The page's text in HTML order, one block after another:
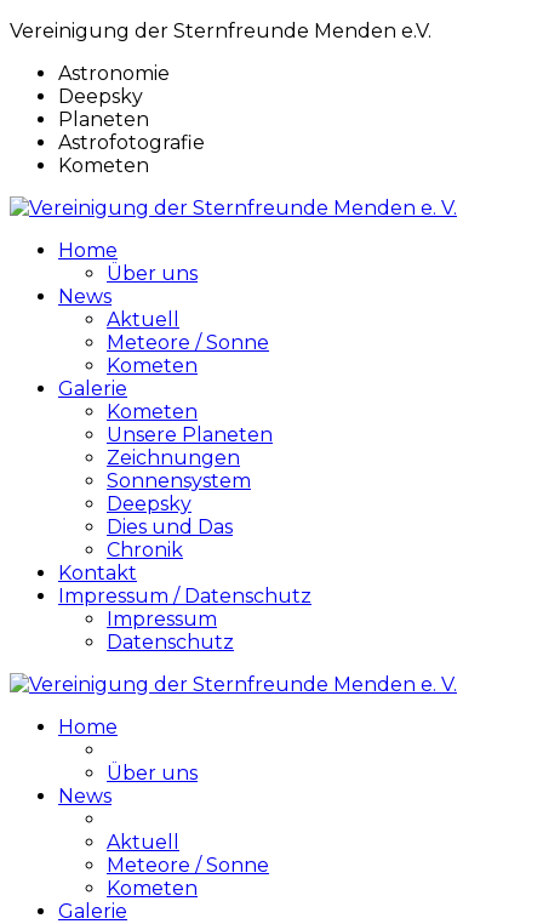
Vereinigung der Sternfreunde Menden e.V.
Astronomie
Deepsky
Planeten
Astrofotografie
Kometen
Home
Über uns
News
Aktuell
Meteore / Sonne
Kometen
Galerie
Kometen
Unsere Planeten
Zeichnungen
Sonnensystem
Deepsky
Dies und Das
Chronik
Kontakt
Impressum / Datenschutz
Impressum
Datenschutz
Home
Über uns
News
Aktuell
Meteore / Sonne
Kometen
Galerie